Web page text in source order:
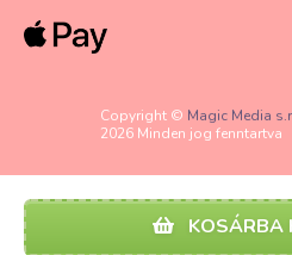
KOSÁRBA
Copyright © Magic Media
2026 Minden jog fenntartva